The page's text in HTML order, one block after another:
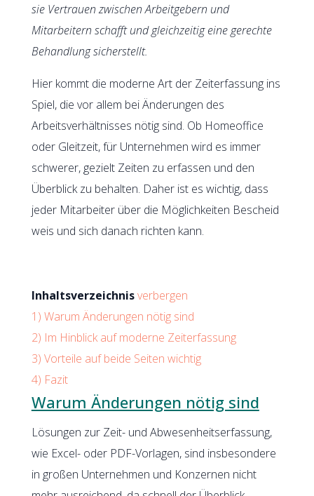
sie Vertrauen zwischen Arbeitgebern und
Mitarbeitern schafft und gleichzeitig eine gerechte
Behandlung sicherstellt.
Hier kommt die moderne Art der Zeiterfassung ins
Spiel, die vor allem bei Änderungen des
Arbeitsverhältnisses nötig sind. Ob Homeoffice
oder Gleitzeit, für Unternehmen wird es immer
schwerer, gezielt Zeiten zu erfassen und den
Überblick zu behalten. Daher ist es wichtig, dass
jeder Mitarbeiter über die Möglichkeiten Bescheid
weis und sich danach richten kann.
Inhaltsverzeichnisverbergen
1) Warum Änderungen nötig sind
2) Im Hinblick auf moderne Zeiterfassung
3) Vorteile auf beide Seiten wichtig
4) Fazit
Warum Änderungen nötig sind
Lösungen zur Zeit- und Abwesenheitserfassung,
wie Excel- oder PDF-Vorlagen, sind insbesondere
in großen Unternehmen und Konzernen nicht